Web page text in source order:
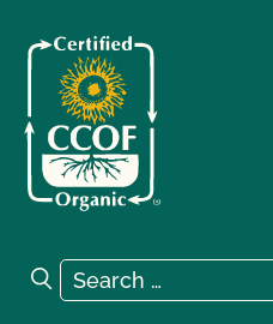
Search for:
Search